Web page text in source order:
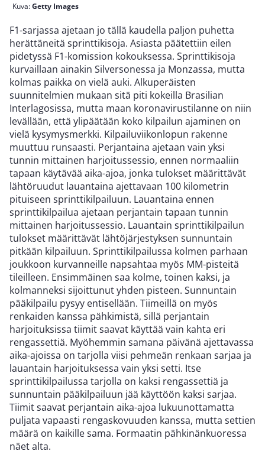
Kuva:Getty Images
F1-sarjassa ajetaan jo tällä kaudella paljon puhetta
herättäneitä sprinttikisoja. Asiasta päätettiin eilen
pidetyssä F1-komission kokouksessa. Sprinttikisoja
kurvaillaan ainakin Silversonessa ja Monzassa, mutta
kolmas paikka on vielä auki. Alkuperäisten
suunnitelmien mukaan sitä piti kokeilla Brasilian
Interlagosissa, mutta maan koronavirustilanne on niin
levällään, että ylipäätään koko kilpailun ajaminen on
vielä kysymysmerkki. Kilpailuviikonlopun rakenne
muuttuu runsaasti. Perjantaina ajetaan vain yksi
tunnin mittainen harjoitussessio, ennen normaaliin
tapaan käytävää aika-ajoa, jonka tulokset määrittävät
lähtöruudut lauantaina ajettavaan 100 kilometrin
pituiseen sprinttikilpailuun. Lauantaina ennen
sprinttikilpailua ajetaan perjantain tapaan tunnin
mittainen harjoitussessio. Lauantain sprinttikilpailun
tulokset määrittävät lähtöjärjestyksen sunnuntain
pitkään kilpailuun. Sprinttikilpailussa kolmen parhaan
joukkoon kurvanneille napsahtaa myös MM-pisteitä
tileilleen. Ensimmäinen saa kolme, toinen kaksi, ja
kolmanneksi sijoittunut yhden pisteen. Sunnuntain
pääkilpailu pysyy entisellään. Tiimeillä on myös
renkaiden kanssa pähkimistä, sillä perjantain
harjoituksissa tiimit saavat käyttää vain kahta eri
rengassettiä. Myöhemmin samana päivänä ajettavassa
aika-ajoissa on tarjolla viisi pehmeän renkaan sarjaa ja
lauantain harjoituksessa vain yksi setti. Itse
sprinttikilpailussa tarjolla on kaksi rengassettiä ja
sunnuntain pääkilpailuun jää käyttöön kaksi sarjaa.
Tiimit saavat perjantain aika-ajoa lukuunottamatta
puljata vapaasti rengaskovuuden kanssa, mutta settien
määrä on kaikille sama. Formaatin pähkinänkuoressa
näet alta.